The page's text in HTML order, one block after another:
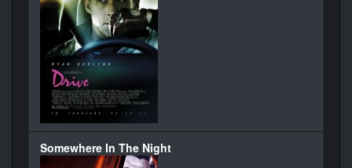
Somewhere In The Night